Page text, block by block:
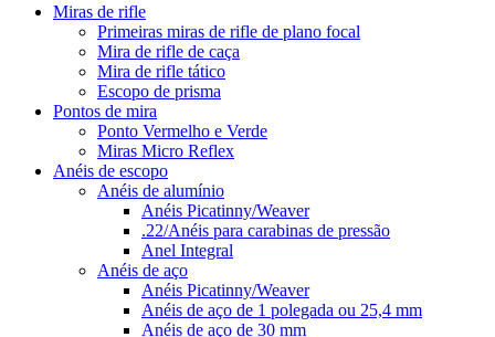
Miras de rifle
Primeiras miras de rifle de plano focal
Mira de rifle de caça
Mira de rifle tático
Escopo de prisma
Pontos de mira
Ponto Vermelho e Verde
Miras Micro Reflex
Anéis de escopo
Anéis de alumínio
Anéis Picatinny/Weaver
.22/Anéis para carabinas de pressão
Anel Integral
Anéis de aço
Anéis Picatinny/Weaver
Anéis de aço de 1 polegada ou 25,4 mm
Anéis de aço de 30 mm